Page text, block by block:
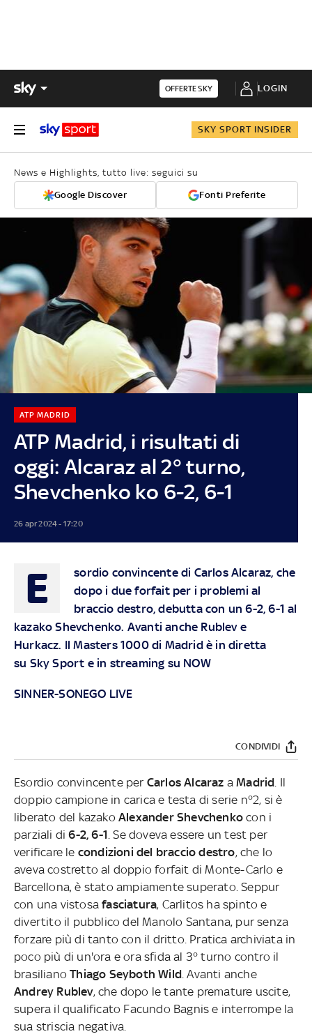
OFFERTE SKY LOGIN
SKY SPORT INSIDER
News e Highlights, tutto live: seguici su
Google Discover Fonti Preferite
ATP Madrid, i risultati di
oggi: Alcaraz al 2° turno,
Shevchenko ko 6-2, 6-1
ATP MADRID
26 apr 2024 - 17:20
E
sordio convincente di Carlos Alcaraz, che
dopo i due forfait per i problemi al
braccio destro, debutta con un 6-2, 6-1 al
kazako Shevchenko. Avanti anche Rublev e
Hurkacz. Il Masters 1000 di Madrid è in diretta
su Sky Sport e in streaming su NOW
SINNER-SONEGO LIVE
CONDIVIDI
Esordio convincente per Carlos Alcaraz aMadrid . Il
doppio campione in carica e testa di serie n°2, si è
liberato del kazako Alexander Shevchenko con i
parziali di6-2, 6-1 . Se doveva essere un test per
verificare le condizioni del braccio destro, che lo
aveva costretto al doppio forfait di Monte-Carlo e
Barcellona, è stato ampiamente superato. Seppur
con una vistosafasciatura, Carlitos ha spinto e
divertito il pubblico del Manolo Santana, pur senza
forzare più di tanto con il dritto. Pratica archiviata in
poco più di un'ora e ora sfida al 3° turno contro il
brasilianoThiago Seyboth Wild . Avanti anche
Andrey Rublev, che dopo le tante premature uscite,
supera il qualificato Facundo Bagnis e interrompe la
sua striscia negativa.